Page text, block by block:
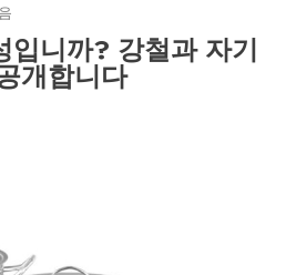
입니까? 강철과 자기
개합니다